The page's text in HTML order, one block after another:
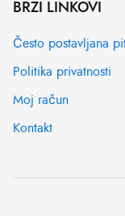
BRZI LINKOVI
Često postavljana
Politika privatnosti
Moj račun
Kontakt